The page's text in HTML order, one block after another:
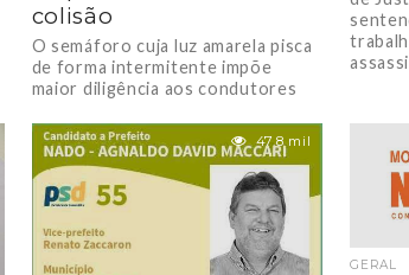
colisão
O semáforo cuja luz amarela pisca
de forma intermitente impõe
maior diligência aos condutores
implica divisão...
47.8 mil
GERAL